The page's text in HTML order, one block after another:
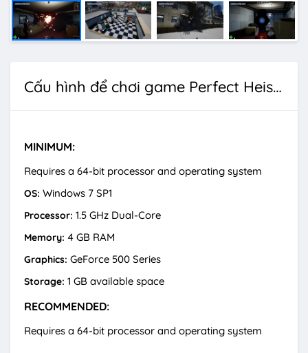
Cấu hình để chơi game Perfect Heist 2
MINIMUM:
Requires a 64-bit processor and operating system
OS: Windows 7 SP1
Processor: 1.5 GHz Dual-Core
Memory: 4 GB RAM
Graphics: GeForce 500 Series
Storage: 1 GB available space
RECOMMENDED:
Requires a 64-bit processor and operating system